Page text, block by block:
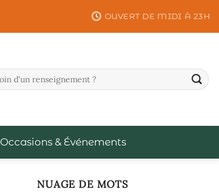
OUVERT DE MIDI À 23H
Occasions & Événements
NUAGE DE MOTS